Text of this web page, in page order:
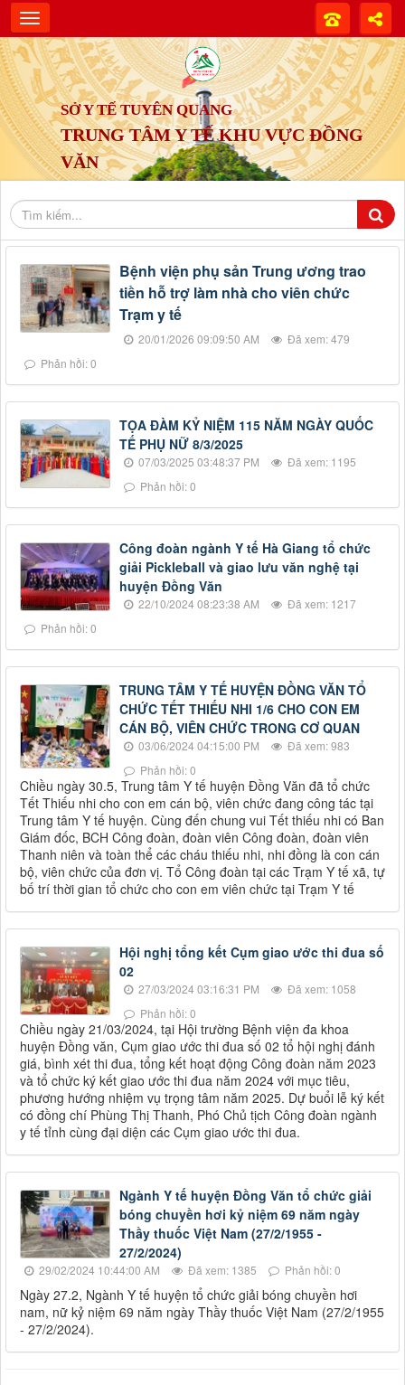
SỞ Y TẾ TUYÊN QUANG
TRUNG TÂM Y TẾ KHU VỰC ĐỒNG
VĂN
Bệnh viện phụ sản Trung ương trao
tiền hỗ trợ làm nhà cho viên chức
Trạm y tế
20/01/2026 09:09:50 AM
Đã xem: 479
Phản hồi: 0
TỌA ĐÀM KỶ NIỆM 115 NĂM NGÀY QUỐC
TẾ PHỤ NỮ 8/3/2025
07/03/2025 03:48:37 PM
Đã xem: 1195
Phản hồi: 0
Công đoàn ngành Y tế Hà Giang tổ chức
giải Pickleball và giao lưu văn nghệ tại
huyện Đồng Văn
22/10/2024 08:23:38 AM
Đã xem: 1217
Phản hồi: 0
TRUNG TÂM Y TẾ HUYỆN ĐỒNG VĂN TỔ
CHỨC TẾT THIẾU NHI 1/6 CHO CON EM
CÁN BỘ, VIÊN CHỨC TRONG CƠ QUAN
03/06/2024 04:15:00 PM
Đã xem: 983
Phản hồi: 0
Chiều ngày 30.5, Trung tâm Y tế huyện Đồng Văn đã tổ chức
Tết Thiếu nhi cho con em cán bộ, viên chức đang công tác tại
Trung tâm Y tế huyện. Cùng đến chung vui Tết thiếu nhi có Ban
Giám đốc, BCH Công đoàn, đoàn viên Công đoàn, đoàn viên
Thanh niên và toàn thể các cháu thiếu nhi, nhi đồng là con cán
bộ, viên chức của đơn vị. Tổ Công đoàn tại các Trạm Y tế xã, tự
bố trí thời gian tổ chức cho con em viên chức tại Trạm Y tế
Hội nghị tổng kết Cụm giao ước thi đua số
02
27/03/2024 03:16:31 PM
Đã xem: 1058
Phản hồi: 0
Chiều ngày 21/03/2024, tại Hội trường Bệnh viện đa khoa
huyện Đồng văn, Cụm giao ước thi đua số 02 tổ hội nghị đánh
giá, bình xét thi đua, tổng kết hoạt động Công đoàn năm 2023
và tổ chức ký kết giao ước thi đua năm 2024 với mục tiêu,
phương hướng nhiệm vụ trọng tâm năm 2025. Dự buổi lễ ký kết
có đồng chí Phùng Thị Thanh, Phó Chủ tịch Công đoàn ngành
y tế tỉnh cùng đại diện các Cụm giao ước thi đua.
Ngành Y tế huyện Đồng Văn tổ chức giải
bóng chuyền hơi kỷ niệm 69 năm ngày
Thầy thuốc Việt Nam (27/2/1955 -
27/2/2024)
29/02/2024 10:44:00 AM Đã xem: 1385 Phản hồi: 0
Ngày 27.2, Ngành Y tế huyện tổ chức giải bóng chuyền hơi
nam, nữ kỷ niệm 69 năm ngày Thầy thuốc Việt Nam (27/2/1955
- 27/2/2024).